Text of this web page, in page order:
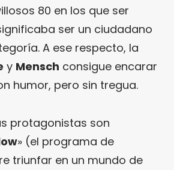
80 en los que ser
ser un ciudadano
A ese respecto, la
y Mensch consigue encarar
humor, pero sin tregua.
protagonistas son
» (el programa de
triunfar en un mundo de